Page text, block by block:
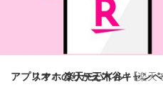
アプリオスマホのりかえ
楽天モバイル
三木谷キャン
【楽